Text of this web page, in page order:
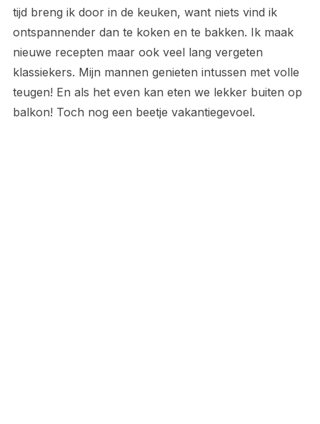
tijd breng ik door in de keuken, want niets vind ik
ontspannender dan te koken en te bakken. Ik maak
nieuwe recepten maar ook veel lang vergeten
klassiekers. Mijn mannen genieten intussen met volle
teugen! En als het even kan eten we lekker buiten op
balkon! Toch nog een beetje vakantiegevoel.